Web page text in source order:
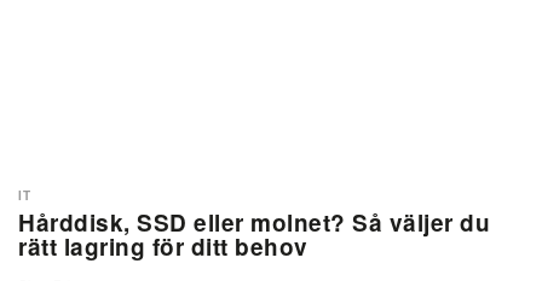
Hårddisk, SSD eller molnet? Så väljer du
rätt lagring för ditt behov
IT